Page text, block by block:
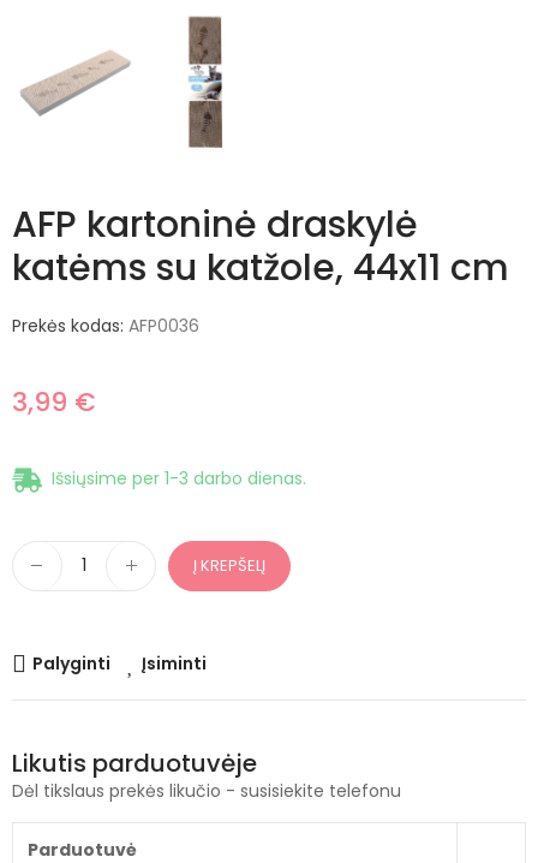
AFP kartoninė draskylė
katėms su katžole, 44x11 cm
Prekės kodas: AFP0036
3,99 €
Išsiųsime per 1-3 darbo dienas.
Į KREPŠELĮ
Palyginti Įsiminti
Likutis parduotuvėje
Dėl tikslaus prekės likučio - susisiekite telefonu
Parduotuvė